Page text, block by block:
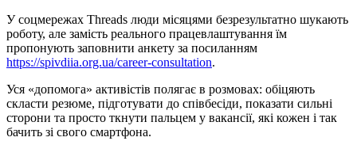
У соцмережах Threads люди місяцями безрезультатно шукають
роботу, але замість реального працевлаштування їм
пропонують заповнити анкету за посиланням
https://spivdiia.org.ua/career-consultation.
Уся «допомога» активістів полягає в розмовах: обіцяють
скласти резюме, підготувати до співбесіди, показати сильні
сторони та просто ткнути пальцем у вакансії, які кожен і так
бачить зі свого смартфона.